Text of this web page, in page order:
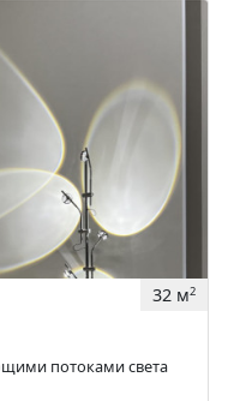
32 м2
потоками света